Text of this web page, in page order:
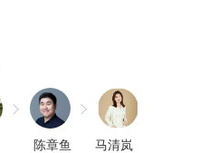
陈章鱼 马清岚